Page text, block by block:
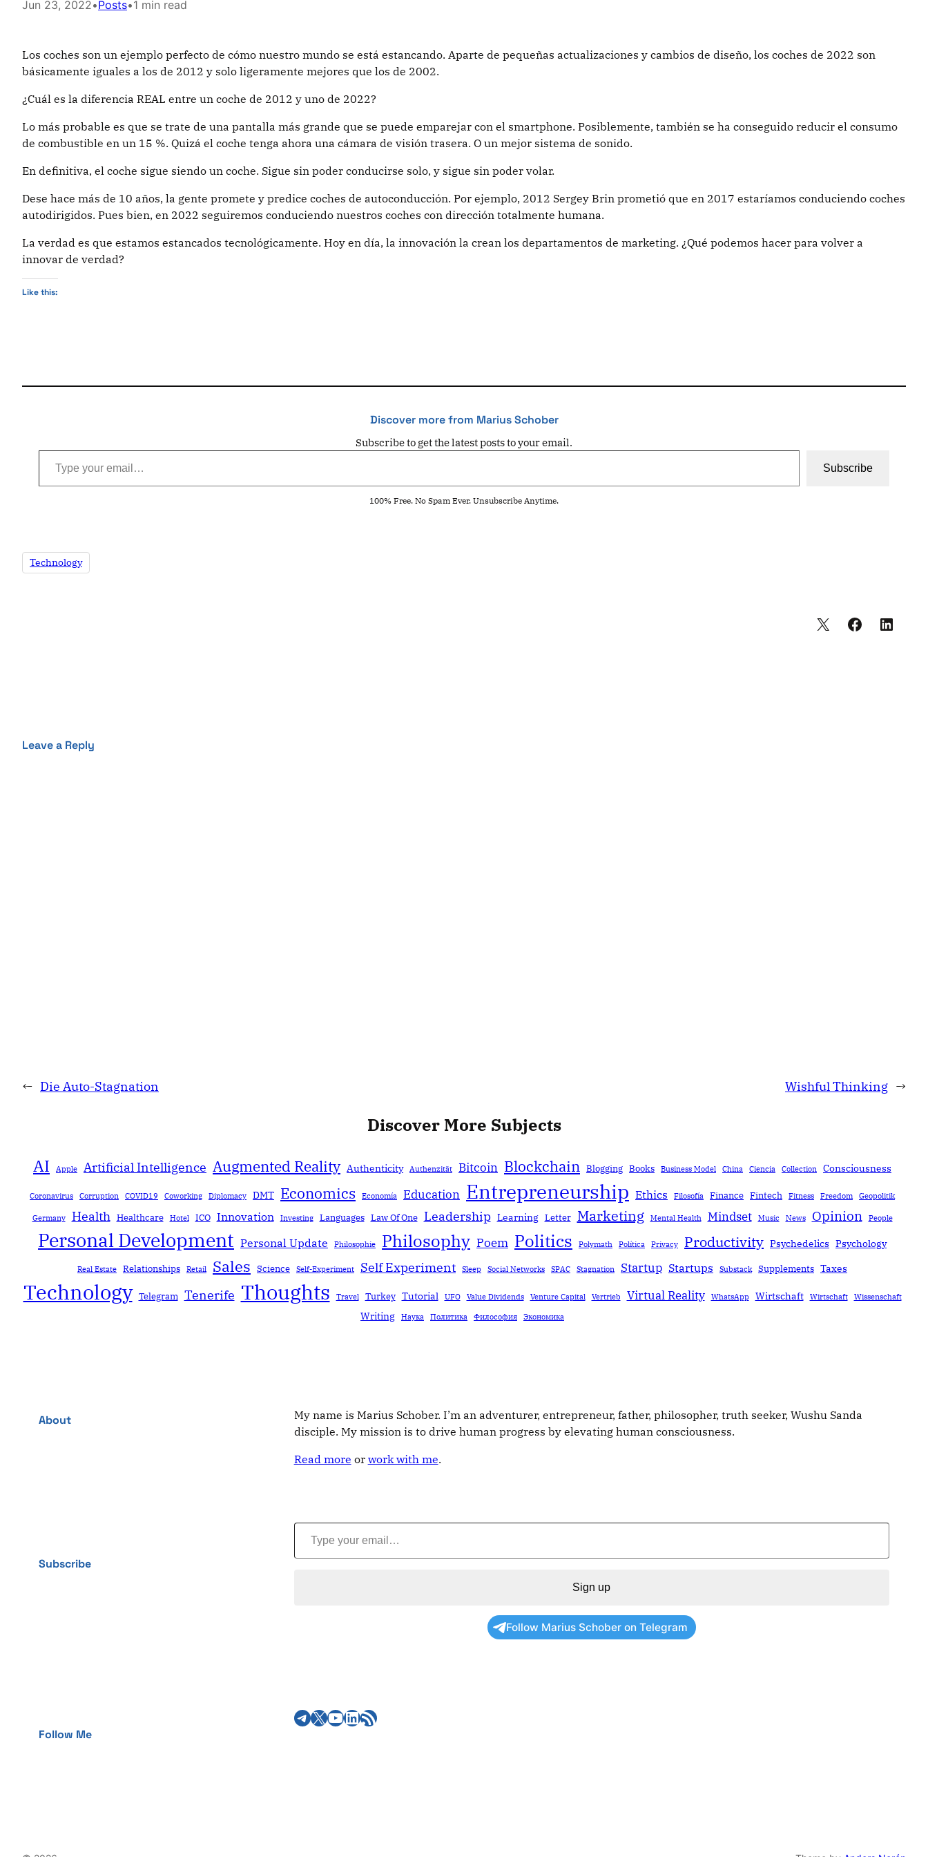
Jun 23, 2022•Posts•1 min read
Los coches son un ejemplo perfecto de cómo nuestro mundo se está estancando. Aparte de pequeñas actualizaciones y cambios de diseño, los coches de 2022 son
básicamente iguales a los de 2012 y solo ligeramente mejores que los de 2002.
¿Cuál es la diferencia REAL entre un coche de 2012 y uno de 2022?
Lo más probable es que se trate de una pantalla más grande que se puede emparejar con el smartphone. Posiblemente, también se ha conseguido reducir el consumo
de combustible en un 15 %. Quizá el coche tenga ahora una cámara de visión trasera. O un mejor sistema de sonido.
En definitiva, el coche sigue siendo un coche. Sigue sin poder conducirse solo, y sigue sin poder volar.
Dese hace más de 10 años, la gente promete y predice coches de autoconducción. Por ejemplo, 2012 Sergey Brin prometió que en 2017 estaríamos conduciendo coches
autodirigidos. Pues bien, en 2022 seguiremos conduciendo nuestros coches con dirección totalmente humana.
La verdad es que estamos estancados tecnológicamente. Hoy en día, la innovación la crean los departamentos de marketing. ¿Qué podemos hacer para volver a
innovar de verdad?
Like this:
Discover more from Marius Schober
Subscribe to get the latest posts to your email.
Type your email…
Subscribe
100% Free. No Spam Ever. Unsubscribe Anytime.
Technology
Leave a Reply
← Die Auto-Stagnation Wishful Thinking →
Discover More Subjects
AI Apple Artificial Intelligence Augmented Reality Authenticity Authenzität Bitcoin Blockchain Blogging Books Business Model China Ciencia Collection Consciousness
Coronavirus Corruption COVID19 Coworking Diplomacy DMT Economics Economía Education Entrepreneurship Ethics Filosofía Finance Fintech Fitness Freedom Geopolitik
Germany Health Healthcare Hotel ICO Innovation Investing Languages Law Of One Leadership Learning Letter Marketing Mental Health Mindset Music News Opinion People
Personal Development Personal Update Philosophie Philosophy Poem Politics Polymath Política Privacy Productivity Psychedelics Psychology
Real Estate Relationships Retail Sales Science Self-Experiment Self Experiment Sleep Social Networks SPAC Stagnation Startup Startups Substack Supplements Taxes
Technology Telegram Tenerife Thoughts Travel Turkey Tutorial UFO Value Dividends Venture Capital Vertrieb Virtual Reality WhatsApp Wirtschaft Wirtschaft Wissenschaft
Writing Наука Политика Философия Экономика
About
My name is Marius Schober. I’m an adventurer, entrepreneur, father, philosopher, truth seeker, Wushu Sanda
disciple. My mission is to drive human progress by elevating human consciousness.
Read more or work with me.
Subscribe
Type your email…
Sign up
Follow Marius Schober on Telegram
Follow Me
TelegramX YouTube LinkedIn RSS Feed